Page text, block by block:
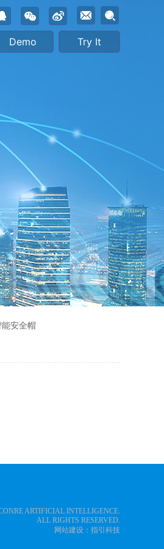
Demo Try It
能安全帽
ARTIFICIAL INTELLIGENCE.
ALL RIGHTS RESERVED.
网站建设： 指引科技